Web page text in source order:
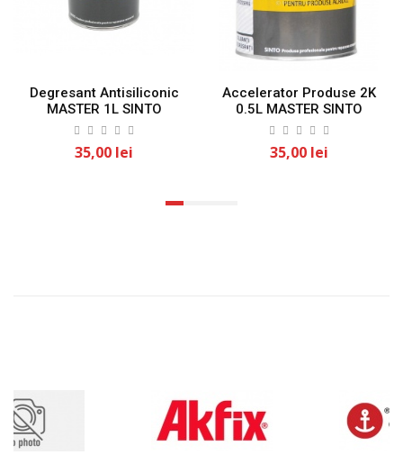
Degresant Antisiliconic
MASTER 1L SINTO
35,00 lei
Accelerator Produse 2K
0.5L MASTER SINTO
35,00 lei